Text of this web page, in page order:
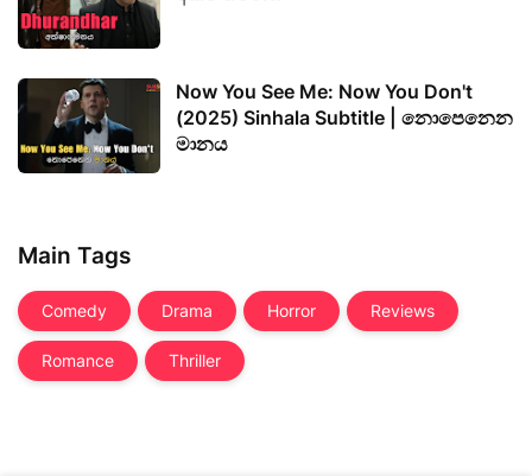
Now You See Me: Now You Don't
(2025) Sinhala Subtitle | නොපෙනෙන
මානය
Main Tags
Comedy Drama Horror Reviews
Romance Thriller